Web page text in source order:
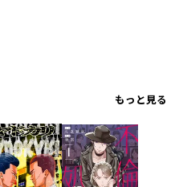
もっと見る